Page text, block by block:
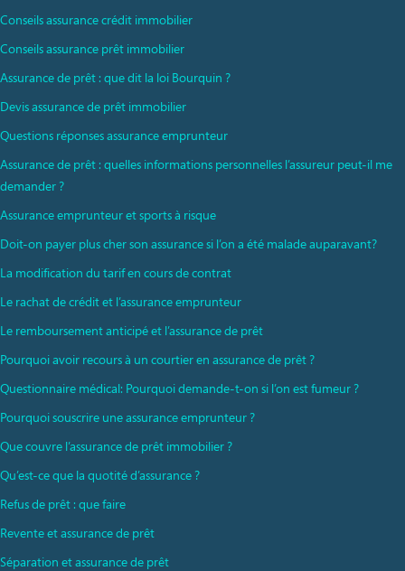
Conseils assurance crédit immobilier
Conseils assurance prêt immobilier
Assurance de prêt : que dit la loi Bourquin ?
Devis assurance de prêt immobilier
Questions réponses assurance emprunteur
Assurance de prêt : quelles informations personnelles l’assureur peut-il me
demander ?
Assurance emprunteur et sports à risque
Doit-on payer plus cher son assurance si l’on a été malade auparavant?
La modification du tarif en cours de contrat
Le rachat de crédit et l’assurance emprunteur
Le remboursement anticipé et l’assurance de prêt
Pourquoi avoir recours à un courtier en assurance de prêt ?
Questionnaire médical: Pourquoi demande-t-on si l’on est fumeur ?
Pourquoi souscrire une assurance emprunteur ?
Que couvre l’assurance de prêt immobilier ?
Qu’est-ce que la quotité d’assurance ?
Refus de prêt : que faire
Revente et assurance de prêt
Séparation et assurance de prêt